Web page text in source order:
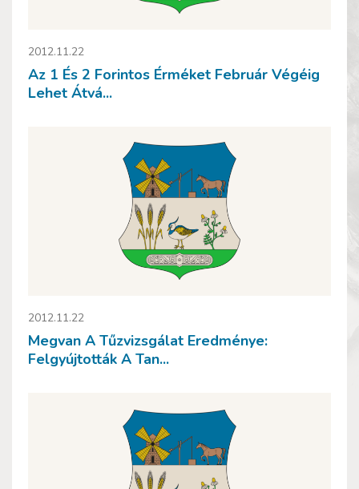
2012.11.22
Az 1 És 2 Forintos Érméket Február Végéig
Lehet Átvá...
2012.11.22
Megvan A Tűzvizsgálat Eredménye:
Felgyújtották A Tan...